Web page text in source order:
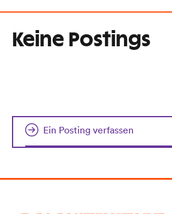
Keine Postings
Ein Posting verfassen